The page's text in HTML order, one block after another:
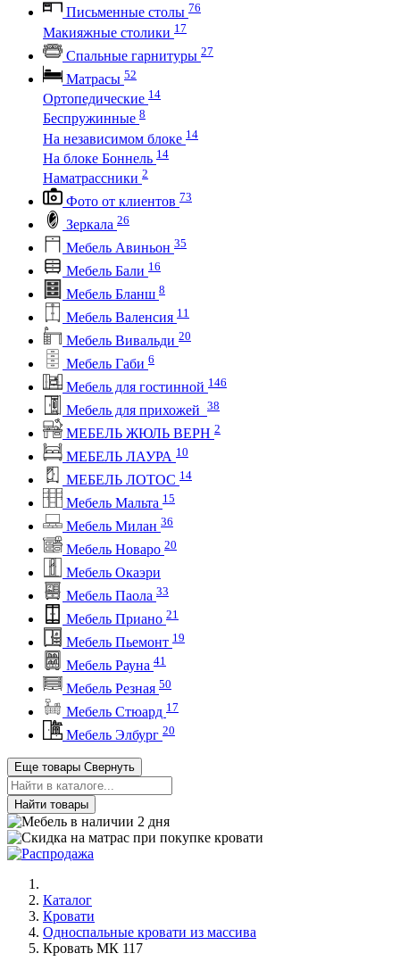
Письменные столы 76
Макияжные столики 17
Спальные гарнитуры 27
Матрасы 52
Ортопедические 14
Беспружинные 8
На независимом блоке 14
На блоке Боннель 14
Наматрассники 2
Фото от клиентов 73
Зеркала 26
Мебель Авиньон 35
Мебель Бали 16
Мебель Бланш 8
Мебель Валенсия 11
Мебель Вивальди 20
Мебель Габи 6
Мебель для гостинной 146
Мебель для прихожей 38
МЕБЕЛЬ ЖЮЛЬ ВЕРН 2
МЕБЕЛЬ ЛАУРА 10
МЕБЕЛЬ ЛОТОС 14
Мебель Мальта 15
Мебель Милан 36
Мебель Новаро 20
Мебель Окаэри
Мебель Паола 33
Мебель Приано 21
Мебель Пьемонт 19
Мебель Рауна 41
Мебель Резная 50
Мебель Стюард 17
Мебель Элбург 20
Еще товары Свернуть
Найти товары
Каталог
Кровати
Односпальные кровати из массива
Кровать МК 117